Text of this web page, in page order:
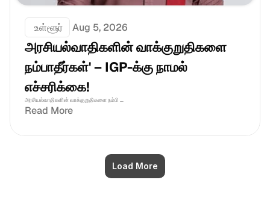
உள்ளூர் Aug 5, 2026
அரசியல்வாதிகளின் வாக்குறுதிகளை
நம்பாதீர்கள்' – IGP-க்கு நாமல்
எச்சரிக்கை!
அரசியல்வாதிகளின் வாக்குறுதிகளை நம்பி ...
Read More
Load More